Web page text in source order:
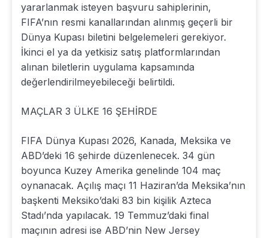
yararlanmak isteyen başvuru sahiplerinin,
FIFA’nın resmi kanallarından alınmış geçerli bir
Dünya Kupası biletini belgelemeleri gerekiyor.
İkinci el ya da yetkisiz satış platformlarından
alınan biletlerin uygulama kapsamında
değerlendirilmeyebileceği belirtildi.
MAÇLAR 3 ÜLKE 16 ŞEHİRDE
FIFA Dünya Kupası 2026, Kanada, Meksika ve
ABD’deki 16 şehirde düzenlenecek. 34 gün
boyunca Kuzey Amerika genelinde 104 maç
oynanacak. Açılış maçı 11 Haziran’da Meksika’nın
başkenti Meksiko’daki 83 bin kişilik Azteca
Stadı’nda yapılacak. 19 Temmuz’daki final
maçının adresi ise ABD’nin New Jersey